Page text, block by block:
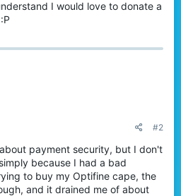
I would love to donate a
#2
payment security, but I don't
because I had a bad
to buy my Optifine cape, the
and it drained me of about